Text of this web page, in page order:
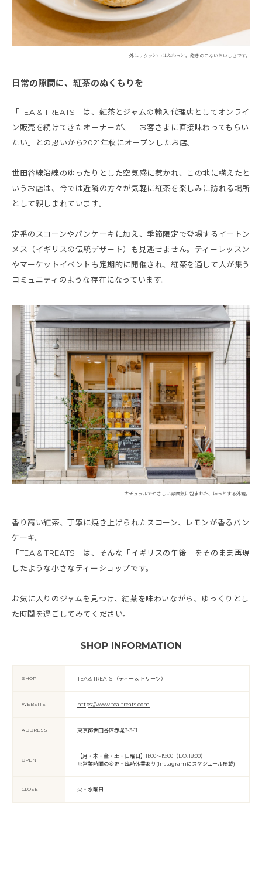
外はサクッと中はふわっと。飽きのこないおいしさです。
日常の隙間に、紅茶のぬくもりを
「TEA & TREATS」は、紅茶とジャムの輸入代理店としてオンライ
ン販売を続けてきたオーナーが、「お客さまに直接味わってもらい
たい」との思いから2021年秋にオープンしたお店。
世田谷線沿線のゆったりとした空気感に惹かれ、この地に構えたと
いうお店は、今では近隣の方々が気軽に紅茶を楽しみに訪れる場所
として親しまれています。
定番のスコーンやパンケーキに加え、季節限定で登場するイートン
メス（イギリスの伝統デザート）も見逃せません。ティーレッスン
やマーケットイベントも定期的に開催され、紅茶を通して人が集う
コミュニティのような存在になっています。
ナチュラルでやさしい雰囲気に包まれた、ほっとする外観。
香り高い紅茶、丁寧に焼き上げられたスコーン、レモンが香るパン
ケーキ。
「TEA & TREATS」は、そんな「イギリスの午後」をそのまま再現
したような小さなティーショップです。
お気に入りのジャムを見つけ、紅茶を味わいながら、ゆっくりとし
た時間を過ごしてみてください。
SHOP INFORMATION
SHOP TEA & TREATS （ティー & トリーツ）
WEBSITE https://www.tea-treats.com
ADDRESS 東京都世田谷区赤堤3-3-11
OPEN
【月・木・金・土・日曜日】11:00〜19:00（L.O. 18:00）
※営業時間の変更・臨時休業あり(Instagramにスケジュール掲載)
CLOSE 火・水曜日